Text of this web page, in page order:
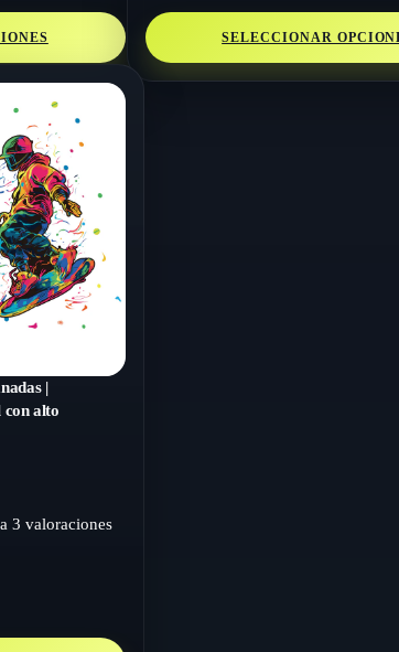
desde
€ 10.86
hasta
€ 11.48
SELECCIONAR
|
con alto
3 valoraciones